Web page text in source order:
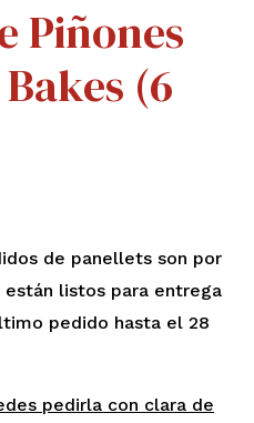
Piñones
(6
de panellets son por
están listos para entrega
pedido hasta el 28
pedirla con clara de